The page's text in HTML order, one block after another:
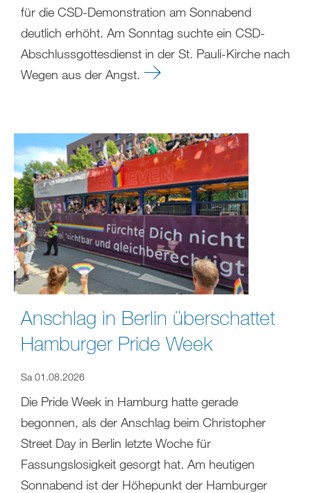
für die CSD-Demonstration am Sonnabend
deutlich erhöht. Am Sonntag suchte ein CSD-
Abschlussgottesdienst in der St. Pauli-Kirche nach
Wegen aus der Angst.
Anschlag in Berlin überschattet
Hamburger Pride Week
Sa 01.08.2026
Die Pride Week in Hamburg hatte gerade
begonnen, als der Anschlag beim Christopher
Street Day in Berlin letzte Woche für
Fassungslosigkeit gesorgt hat. Am heutigen
Sonnabend ist der Höhepunkt der Hamburger